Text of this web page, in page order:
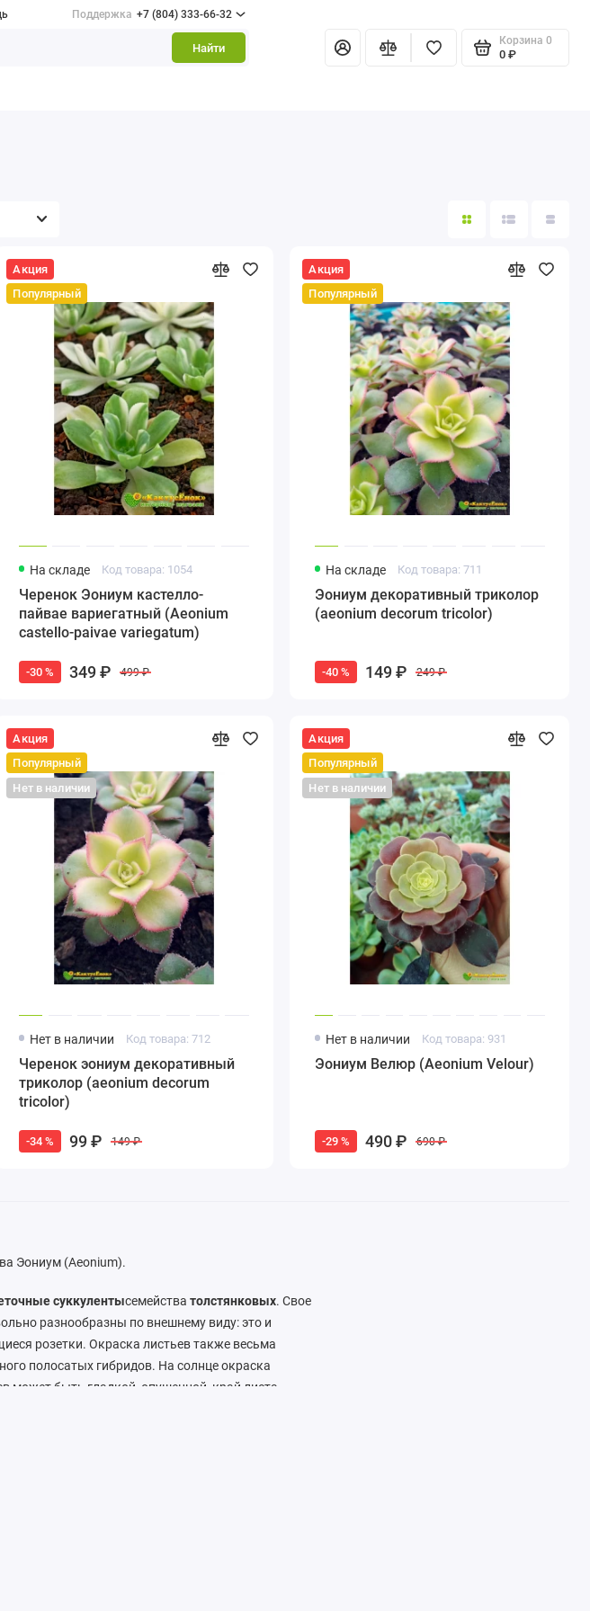
Поддержка +7 (804) 333-66-32
Найти
Корзина 0
0 ₽
Акция
Популярный
На складе Код товара: 1054
Черенок Эониум кастелло-
пайвае вариегатный (Aeonium
castello-paivae variegatum)
-30 % 349 ₽ 499 ₽
Акция
Популярный
На складе Код товара: 711
Эониум декоративный триколор
(aeonium decorum tricolor)
-40 % 149 ₽ 249 ₽
Акция
Популярный
Нет в наличии
Нет в наличии Код товара: 712
Черенок эониум декоративный
триколор (aeonium decorum
tricolor)
-34 % 99 ₽ 149 ₽
Акция
Популярный
Нет в наличии
Нет в наличии Код товара: 931
Эониум Велюр (Aeonium Velour)
-29 % 490 ₽ 690 ₽
Эониум (Aeonium).
суккулентысемействатолстянковых. Свое
разнообразны по внешнему виду: это и
розетки. Окраска листьев также весьма
полосатых гибридов. На солнце окраска
может быть гладкой, опушенной, край листа